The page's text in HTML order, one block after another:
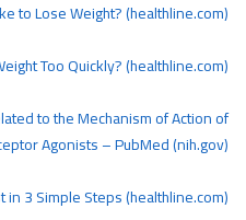
to Lose Weight? (healthline.com)
Too Quickly? (healthline.com)
to the Mechanism of Action of
Agonists – PubMed (nih.gov)
in 3 Simple Steps (healthline.com)